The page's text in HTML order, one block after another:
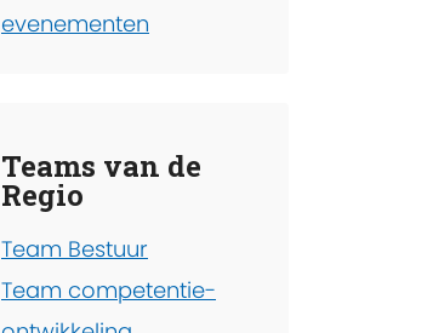
evenementen
Teams van de
Regio
Team Bestuur
Team competentie-